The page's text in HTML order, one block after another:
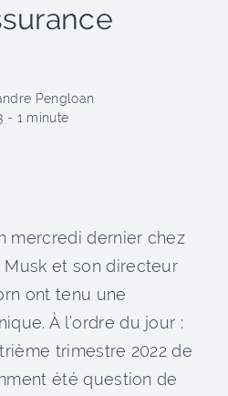
Pengloan
- 1 minute
mercredi dernier chez
Musk et son directeur
ont tenu une
À l’ordre du jour :
trimestre 2022 de
été question de